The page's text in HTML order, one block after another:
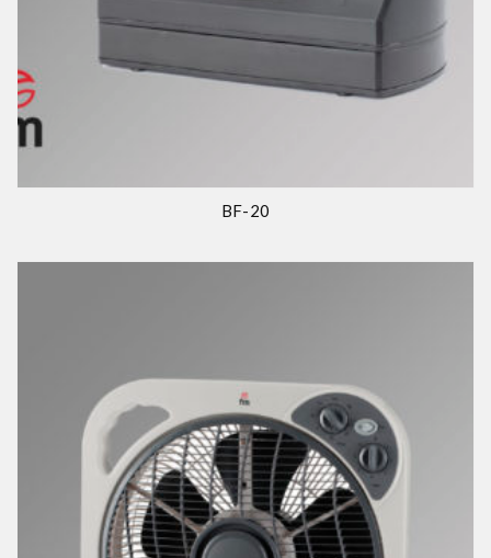
BF-20